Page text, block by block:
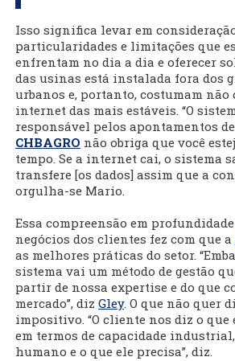
Isso significa levar em
particularidades e limitações que
enfrentam no dia a dia e oferecer
das usinas está instalada fora dos
urbanos e, portanto, costumam não
internet das mais estáveis. “O
responsável pelos apontamentos
CHBAGRO não obriga que você
tempo. Se a internet cai, o sistema
transfere [os dados] assim que a
orgulha-se Mario.
Essa compreensão em
negócios dos clientes fez com que a
as melhores práticas do setor.
sistema vai um método de gestão
partir de nossa expertise e do que
mercado”, diz Gley. O que não quer
impositivo. “O cliente nos diz o que
em termos de capacidade
humano e o que ele precisa”, diz.